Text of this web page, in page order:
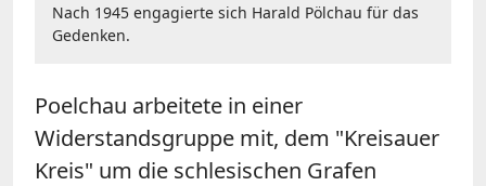
Nach 1945 engagierte sich Harald Pölchau für das
Gedenken.
Poelchau arbeitete in einer
Widerstandsgruppe mit, dem "Kreisauer
Kreis" um die schlesischen Grafen